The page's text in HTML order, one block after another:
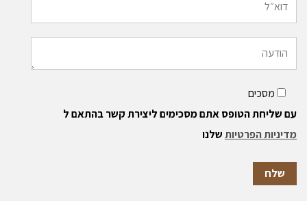
מסכים
עם שליחת הטופס אתם מסכימים ליצירת קשר בהתאם ל
מדיניות הפרטיותשלנו